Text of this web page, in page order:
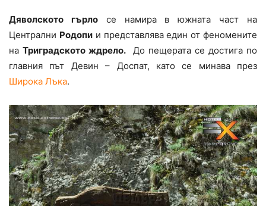
Дяволското гърлосе намира в южната част на
Централни Родопии представлява един от феномените
на Триградското ждрело. До пещерата се достига по
главния път Девин – Доспат, като се минава през
Широка Лъка.